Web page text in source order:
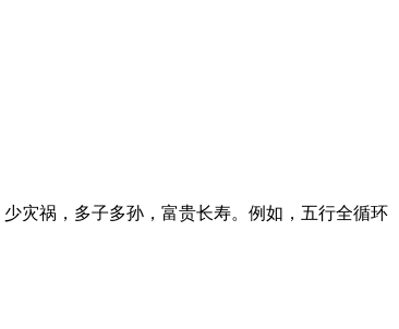
灾祸，多子多孙，富贵长寿。例如，五行全循环